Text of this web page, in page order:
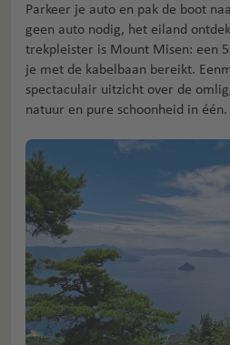
Parkeer je auto en pak de boot
geen auto nodig, het eiland
trekpleister is Mount Misen: een
je met de kabelbaan bereikt.
spectaculair uitzicht over de
natuur en pure schoonheid in één.